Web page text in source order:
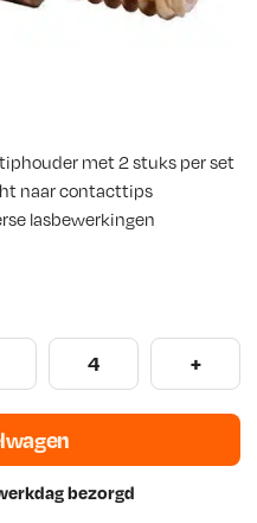
met 2 stuks per set
naar contacttips
lasbewerkingen
4 +
bezorgd